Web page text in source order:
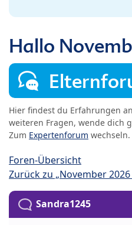
Hallo
Hier findest du Erfahrungen
weiteren Fragen, wende dich
Zum Expertenforum wechseln.
Foren-Übersicht
Zurück zu „November
Sandra1245